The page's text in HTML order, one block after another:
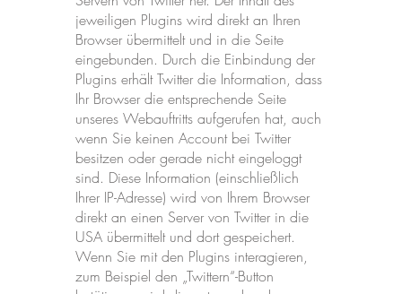
jeweiligen Plugins wird direkt an Ihren
Browser übermittelt und in die Seite
eingebunden. Durch die Einbindung der
Plugins erhält Twitter die Information, dass
Ihr Browser die entsprechende Seite
unseres Webauftritts aufgerufen hat, auch
wenn Sie keinen Account bei Twitter
besitzen oder gerade nicht eingeloggt
sind. Diese Information (einschließlich
Ihrer IP-Adresse) wird von Ihrem Browser
direkt an einen Server von Twitter in die
USA übermittelt und dort gespeichert.
Wenn Sie mit den Plugins interagieren,
zum Beispiel den „Twittern“-Button